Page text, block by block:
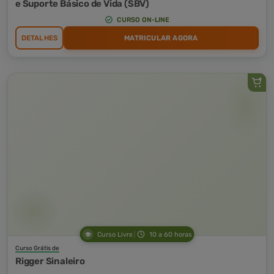
e Suporte Básico de Vida (SBV)
CURSO ON-LINE
DETALHES MATRICULAR AGORA
Curso Livre 10 a 60 horas
Curso Grátis de
Rigger Sinaleiro